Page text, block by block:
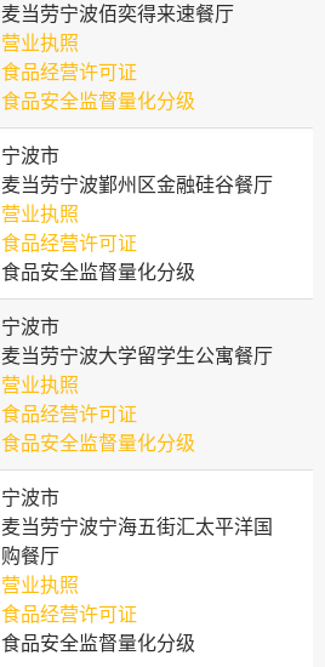
麦当劳宁波佰奕得来速餐厅
营业执照
食品经营许可证
食品安全监督量化分级
宁波市
麦当劳宁波鄞州区金融硅谷餐厅
营业执照
食品经营许可证
食品安全监督量化分级
宁波市
麦当劳宁波大学留学生公寓餐厅
营业执照
食品经营许可证
食品安全监督量化分级
宁波市
麦当劳宁波宁海五街汇太平洋国
购餐厅
营业执照
食品经营许可证
食品安全监督量化分级